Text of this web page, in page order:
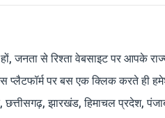
जनता से रिश्ता वेबसाइट पर आपके
प्लैटफॉर्म पर बस एक क्लिक करते ही
छत्तीसगढ़, झारखंड, हिमाचल प्रदेश,